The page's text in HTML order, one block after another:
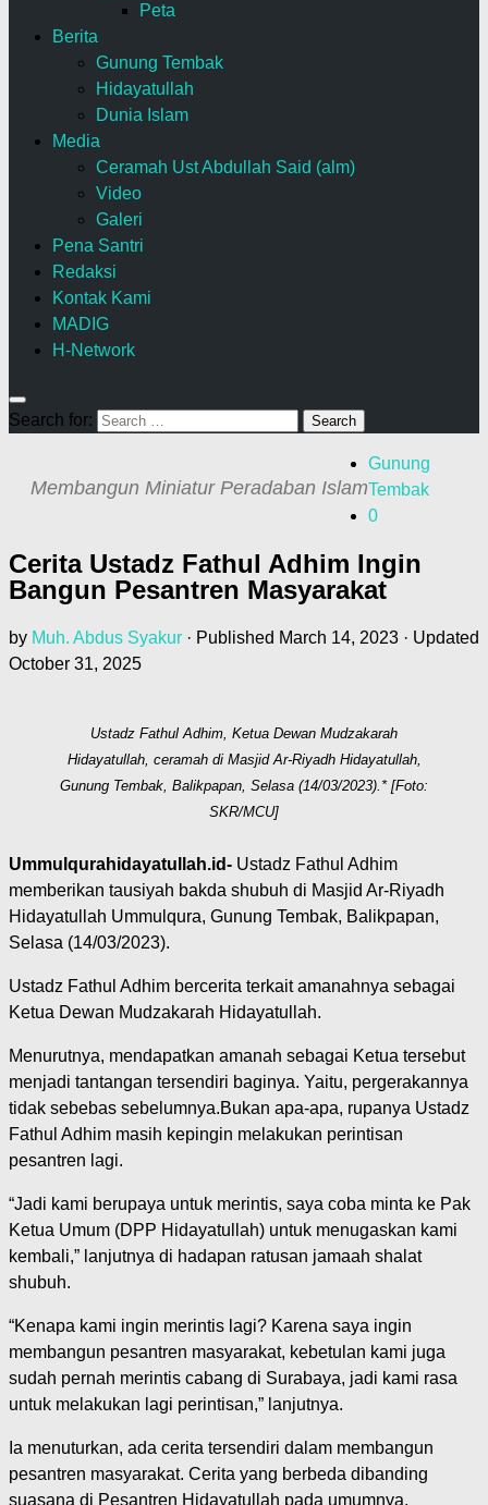
Peta
Berita
Gunung Tembak
Hidayatullah
Dunia Islam
Media
Ceramah Ust Abdullah Said (alm)
Video
Galeri
Pena Santri
Redaksi
Kontak Kami
MADIG
H-Network
Search for:
Membangun Miniatur Peradaban Islam
Gunung
Tembak
0
Cerita Ustadz Fathul Adhim Ingin
Bangun Pesantren Masyarakat
by Muh. Abdus Syakur · Published March 14, 2023 · Updated
October 31, 2025
Ustadz Fathul Adhim, Ketua Dewan Mudzakarah
Hidayatullah, ceramah di Masjid Ar-Riyadh Hidayatullah,
Gunung Tembak, Balikpapan, Selasa (14/03/2023).* [Foto:
SKR/MCU]
Ummulqurahidayatullah.id- Ustadz Fathul Adhim
memberikan tausiyah bakda shubuh di Masjid Ar-Riyadh
Hidayatullah Ummulqura, Gunung Tembak, Balikpapan,
Selasa (14/03/2023).
Ustadz Fathul Adhim bercerita terkait amanahnya sebagai
Ketua Dewan Mudzakarah Hidayatullah.
Menurutnya, mendapatkan amanah sebagai Ketua tersebut
menjadi tantangan tersendiri baginya. Yaitu, pergerakannya
tidak sebebas sebelumnya.Bukan apa-apa, rupanya Ustadz
Fathul Adhim masih kepingin melakukan perintisan
pesantren lagi.
“Jadi kami berupaya untuk merintis, saya coba minta ke Pak
Ketua Umum (DPP Hidayatullah) untuk menugaskan kami
kembali,” lanjutnya di hadapan ratusan jamaah shalat
shubuh.
“Kenapa kami ingin merintis lagi? Karena saya ingin
membangun pesantren masyarakat, kebetulan kami juga
sudah pernah merintis cabang di Surabaya, jadi kami rasa
untuk melakukan lagi perintisan,” lanjutnya.
Ia menuturkan, ada cerita tersendiri dalam membangun
pesantren masyarakat. Cerita yang berbeda dibanding
suasana di Pesantren Hidayatullah pada umumnya.